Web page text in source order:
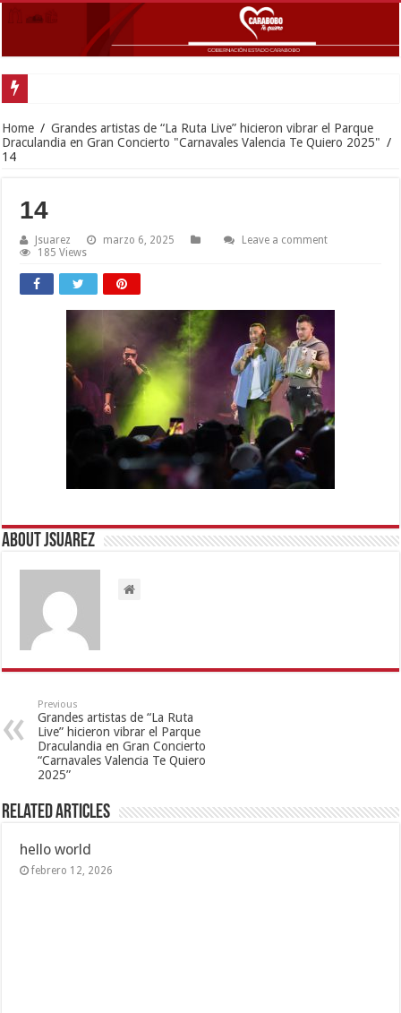
Home / Grandes artistas de “La Ruta Live” hicieron vibrar el Parque
Draculandia en Gran Concierto "Carnavales Valencia Te Quiero 2025" /
14
14
Jsuarez marzo 6, 2025
Leave a comment
185 Views
About Jsuarez
Previous
Grandes artistas de “La Ruta
Live” hicieron vibrar el Parque
Draculandia en Gran Concierto
“Carnavales Valencia Te Quiero
2025”
Related Articles
hello world
febrero 12, 2026